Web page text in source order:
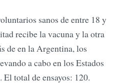
sanos de entre 18 y
recibe la vacuna y la otra
de en la Argentina, los
a cabo en los Estados
total de ensayos: 120.